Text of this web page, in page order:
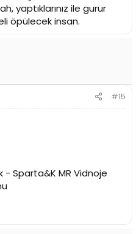
yaptıklarınız ile gurur
öpülecek insan.
#15
Sparta&K MR Vidnoje